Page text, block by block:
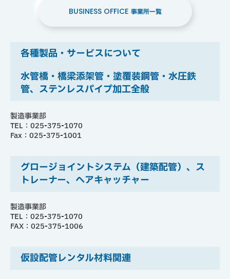
BUSINESS OFFICE 事業所一覧
各種製品・サービスについて
水管橋・橋梁添架管・塗覆装鋼管・水圧鉄
管、ステンレスパイプ加工全般
製造事業部
TEL：025-375-1070
Fax：025-375-1001
グロージョイントシステム（建築配管）、ス
トレーナー、ヘアキャッチャー
製造事業部
TEL：025-375-1070
FAX：025-375-1006
仮設配管レンタル材料関連